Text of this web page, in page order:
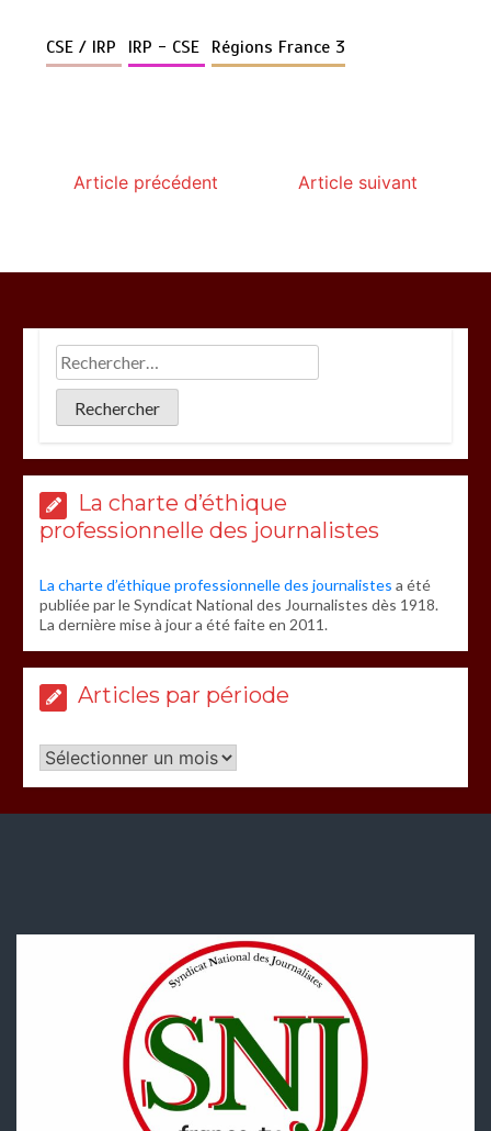
CSE / IRP IRP - CSE Régions France 3
Article précédent Article suivant
La charte d’éthique
professionnelle des journalistes
La charte d’éthique professionnelle des journalistes a été
publiée par le Syndicat National des Journalistes dès 1918.
La dernière mise à jour a été faite en 2011.
Articles par période
Articles
par
période